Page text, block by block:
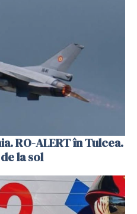
RO-ALERT în Tulcea.
la sol